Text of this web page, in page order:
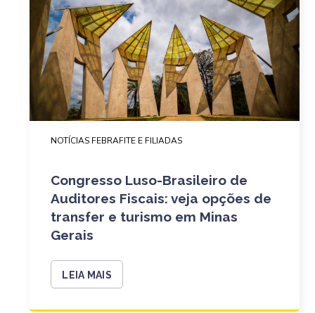
NOTÍCIAS FEBRAFITE E FILIADAS
Congresso Luso-Brasileiro de
Auditores Fiscais: veja opções de
transfer e turismo em Minas
Gerais
LEIA MAIS